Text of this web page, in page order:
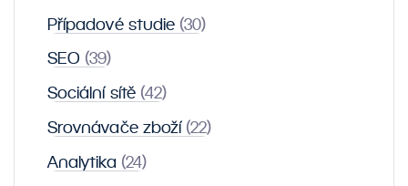
Případové studie (30)
SEO (39)
Sociální sítě (42)
Srovnávače zboží(22)
Analytika (24)